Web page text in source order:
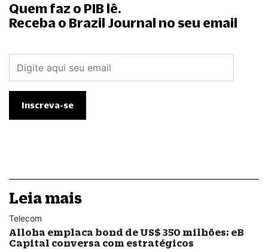
Quem faz o PIB lê.
Receba o Brazil Journal no seu email
Leia mais
Telecom
Alloha emplaca bond de US$ 350 milhões; eB
Capital conversa com estratégicos